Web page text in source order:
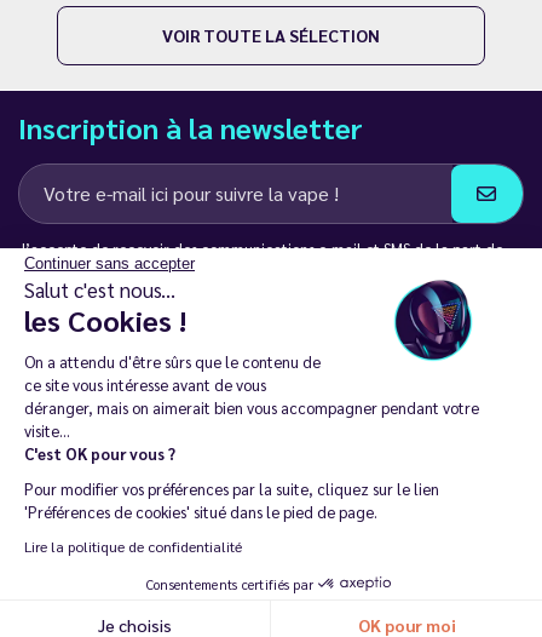
Continuer sans accepter
Salut c'est nous...
les Cookies !
On a attendu d'être sûrs que le contenu de
ce site vous intéresse avant de vous
déranger, mais on aimerait bien vous accompagner pendant votre
visite...
C'est OK pour vous ?
Pour modifier vos préférences par la suite, cliquez sur le lien
'Préférences de cookies' situé dans le pied de page.
Lire la politique de confidentialité
Consentements certifiés par
Je choisis OK pour moi
VOIR TOUTE LA SÉLECTION
Inscription à la newsletter
J’accepte de recevoir des communications e-mail et SMS de la part de
LD Groupe
Restez en contact
18 ans. 🔞
Copyright © 2014 - 2026 Le Vapoteur Discount - Tous droits
Ne vapotez pas si vous ne fumez pas.